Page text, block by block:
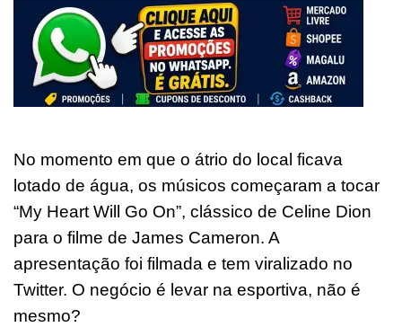
No momento em que o átrio do local ficava
lotado de água, os músicos começaram a tocar
“My Heart Will Go On”, clássico de Celine Dion
para o filme de James Cameron. A
apresentação foi filmada e tem viralizado no
Twitter. O negócio é levar na esportiva, não é
mesmo?